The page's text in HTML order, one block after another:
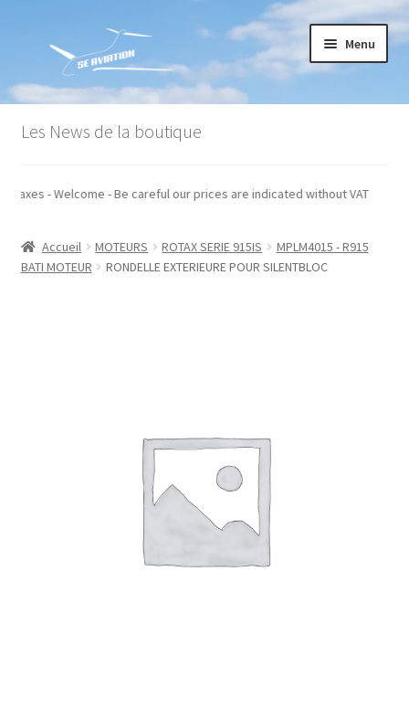
la
navigation
contenu
Menu
Accueil
Conditions générales de vente
Mon compte
Les News de la boutique
taxes - Welcome - Be careful our prices are indicated without VAT
Accueil MOTEURS ROTAX SERIE 915IS
MPLM4015 - R915
BATI MOTEUR
RONDELLE EXTERIEURE POUR SILENTBLOC